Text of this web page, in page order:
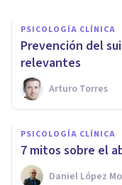
PSICOLOGÍA CLÍNICA
Prevención del
relevantes
Arturo Torres
PSICOLOGÍA CLÍNICA
7 mitos sobre el
Daniel López
síntomas,